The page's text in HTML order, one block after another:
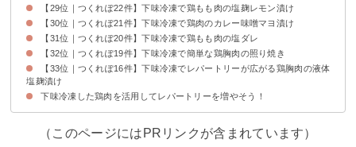
【29位｜つくれぽ22件】下味冷凍で鶏もも肉の塩麹レモン漬け
【30位｜つくれぽ21件】下味冷凍で鶏肉のカレー味噌マヨ漬け
【31位｜つくれぽ20件】下味冷凍で鶏もも肉の塩ダレ
【32位｜つくれぽ19件】下味冷凍で簡単な鶏胸肉の照り焼き
【33位｜つくれぽ16件】下味冷凍でレパートリーが広がる鶏胸肉の液体
塩麹漬け
下味冷凍した鶏肉を活用してレパートリーを増やそう！
（このページにはPRリンクが含まれています）